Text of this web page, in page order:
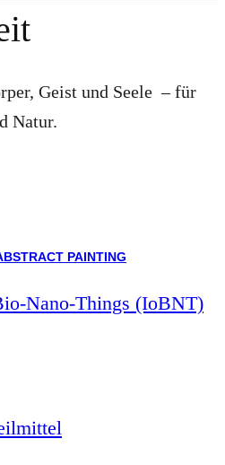
Geist und Seele – für
Natur.
Nano-Things (IoBNT)